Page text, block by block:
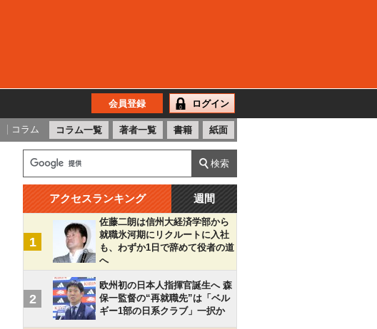
会員登録 ログイン
コラム コラム一覧 著者一覧 書籍 紙面
アクセスランキング 週間
1
佐藤二朗は信州大経済学部から
就職氷河期にリクルートに入社
も、わずか1日で辞めて役者の道
へ
2
欧州初の日本人指揮官誕生へ 森
保一監督の“再就職先”は「ベル
ギー1部の日系クラブ」一択か